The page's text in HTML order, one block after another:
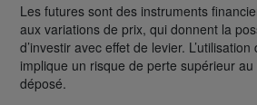
Les futures sont des instruments
aux variations de prix, qui donnent la
d’investir avec effet de levier. L’utilisation
implique un risque de perte supérieur
déposé.